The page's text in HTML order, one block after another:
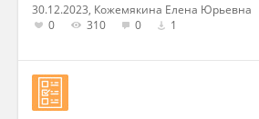
30.12.2023, Кожемякина Елена Юрьевна
0
310 0 1